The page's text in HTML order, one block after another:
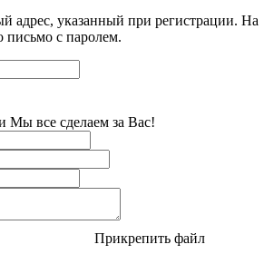
адрес, указанный при регистрации. На
письмо с паролем.
Мы все сделаем за Вас!
Прикрепить файл